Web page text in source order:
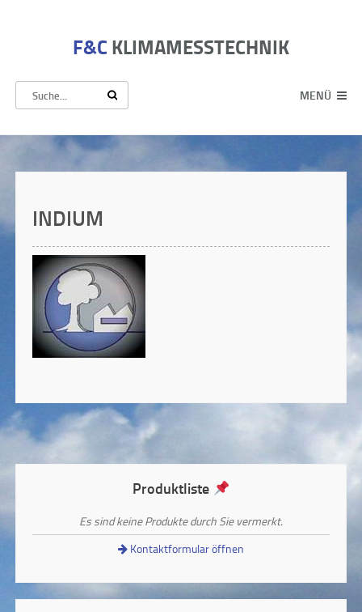
F&C KLIMAMESSTECHNIK
MENÜ
INDIUM
Produktliste
Es sind keine Produkte durch Sie vermerkt.
Kontaktformular öffnen